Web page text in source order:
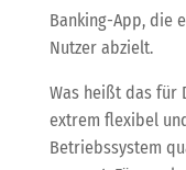
Banking-App, die
Nutzer abzielt.
Was heißt das für
extrem flexibel
Betriebssystem